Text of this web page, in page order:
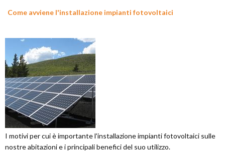
Come avviene l'installazione impianti fotovoltaici
I motivi per cui è importante l'installazione impianti fotovoltaici sulle
nostre abitazioni e i principali benefici del suo utilizzo.